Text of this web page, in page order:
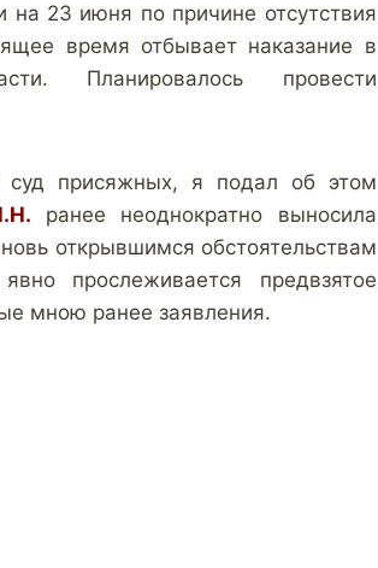
на 23 июня по причине отсутствия
время отбывает наказание в
Планировалось провести
суд присяжных, я подал об этом
ранее неоднократно выносила
открывшимся обстоятельствам
прослеживается предвзятое
мною ранее заявления.